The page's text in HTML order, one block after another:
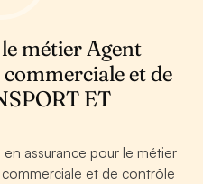
métier Agent
et de
ET
assurance pour le métier
et de contrôle